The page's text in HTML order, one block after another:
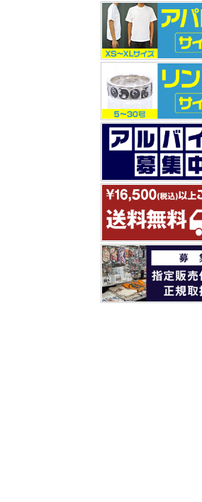
金は命より重いＴシ
ャツ
¥3,190（税込）